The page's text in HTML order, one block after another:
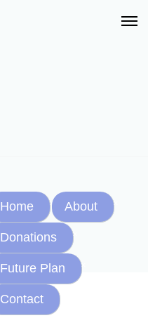
Home About
Donations
Future Plan
Contact